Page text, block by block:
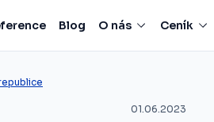
Blog O nás Ceník
01.06.2023